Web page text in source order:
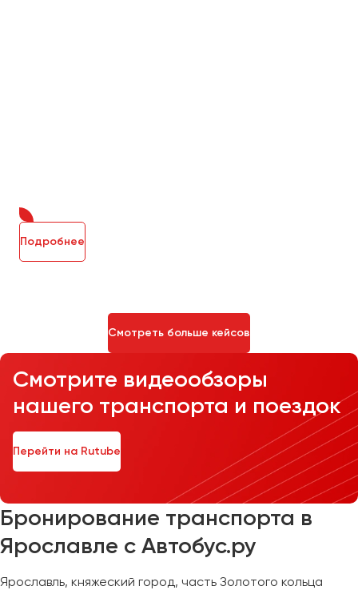
Подробнее
Смотреть больше кейсов
Смотрите видеообзоры
нашего транспорта и поездок
Перейти на Rutube
Бронирование транспорта в
Ярославле с Автобус.ру
Ярославль, княжеский город, часть Золотого кольца